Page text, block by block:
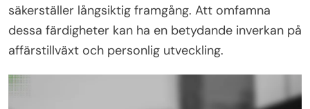
säkerställer långsiktig framgång. Att omfamna
dessa färdigheter kan ha en betydande inverkan på
affärstillväxt och personlig utveckling.